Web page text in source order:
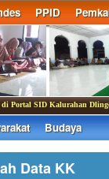
PPID
Portal SID Kalurahan
Budaya
Data KK